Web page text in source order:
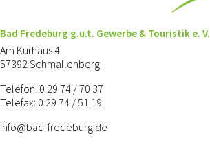
Bad Fredeburg g.u.t. Gewerbe & Touristik e. V.
Am Kurhaus 4
57392 Schmallenberg
Telefon: 0 29 74 / 70 37
Telefax: 0 29 74 / 51 19
info@bad-fredeburg.de